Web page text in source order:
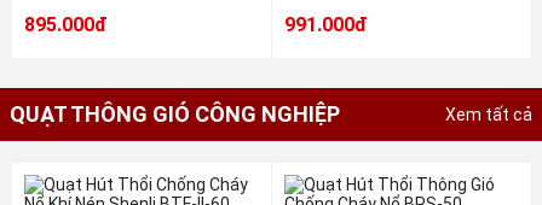
895.000đ 991.000đ
QUẠT THÔNG GIÓ CÔNG NGHIỆP Xem tất cả